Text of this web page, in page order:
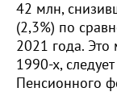
42 млн,
(2,3%) по
2021 года. Это
1990-х,
Пенсионного